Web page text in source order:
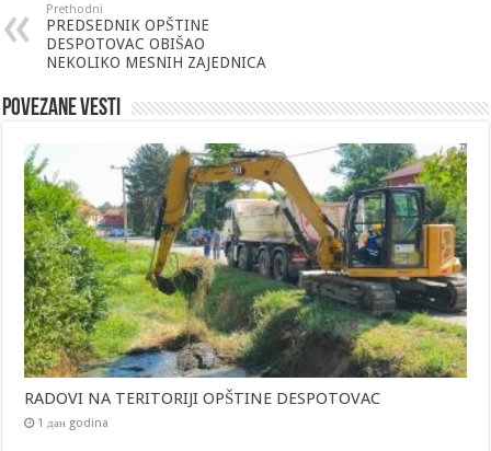
Prethodni
PREDSEDNIK OPŠTINE
DESPOTOVAC OBIŠAO
NEKOLIKO MESNIH ZAJEDNICA
Povezane vesti
RADOVI NA TERITORIJI OPŠTINE DESPOTOVAC
1 дан godina